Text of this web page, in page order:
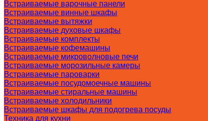
Встраиваемые варочные панели
Встраиваемые винные шкафы
Встраиваемые вытяжки
Встраиваемые духовые шкафы
Встраиваемые комплекты
Встраиваемые кофемашины
Встраиваемые микроволновые печи
Встраиваемые морозильные камеры
Встраиваемые пароварки
Встраиваемые посудомоечные машины
Встраиваемые стиральные машины
Встраиваемые холодильники
Встраиваемые шкафы для подогрева посуды
Техника для кухни